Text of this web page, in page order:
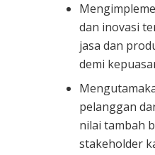
dan inovasi
jasa dan
demi
pelanggan
nilai tambah
stakeholder